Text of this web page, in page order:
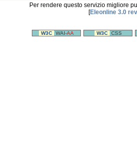
Per rendere questo servizio migliore
[Eleonline 3.0
W3C WAI-AA W3C CSS